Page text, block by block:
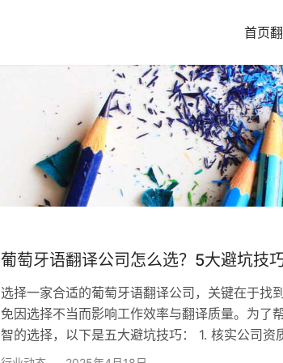
首页
葡萄牙语翻译公司怎么选？5大避坑技
选择一家合适的葡萄牙语翻译公司，关键在于找
免因选择不当而影响工作效率与翻译质量。为了
智的选择，以下是五大避坑技巧： 1. 核实公司资
先需要确认其资质。正规翻译公司通常会拥有行